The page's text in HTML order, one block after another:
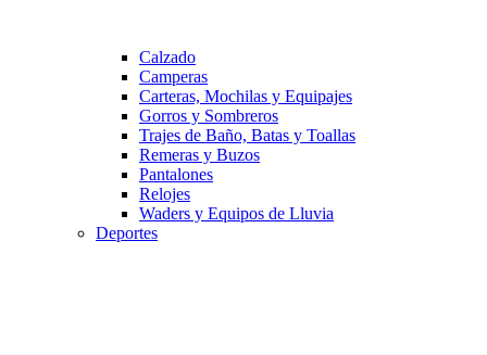
Calzado
Camperas
Carteras, Mochilas y Equipajes
Gorros y Sombreros
Trajes de Baño, Batas y Toallas
Remeras y Buzos
Pantalones
Relojes
Waders y Equipos de Lluvia
Deportes